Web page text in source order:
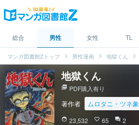
総合 男性 女性 TL
マンガ図書館Zトップ 男性漫画 地獄くん
地獄くん
picture_as_pdf PDF購入有り
著作者 ムロタニ・ツネ象
face 23,532 favorite_border 65 question_answer 2